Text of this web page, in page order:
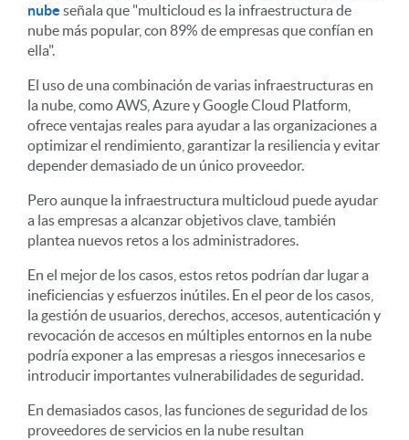
nube señala que "multicloud es la infraestructura de
nube más popular, con 89% de empresas que confían en
ella".
El uso de una combinación de varias infraestructuras en
la nube, como AWS, Azure y Google Cloud Platform,
ofrece ventajas reales para ayudar a las organizaciones a
optimizar el rendimiento, garantizar la resiliencia y evitar
depender demasiado de un único proveedor.
Pero aunque la infraestructura multicloud puede ayudar
a las empresas a alcanzar objetivos clave, también
plantea nuevos retos a los administradores.
En el mejor de los casos, estos retos podrían dar lugar a
ineficiencias y esfuerzos inútiles. En el peor de los casos,
la gestión de usuarios, derechos, accesos, autenticación y
revocación de accesos en múltiples entornos en la nube
podría exponer a las empresas a riesgos innecesarios e
introducir importantes vulnerabilidades de seguridad.
En demasiados casos, las funciones de seguridad de los
proveedores de servicios en la nube resultan